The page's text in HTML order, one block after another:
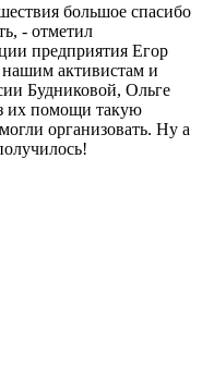
большое спасибо
- отметил
предприятия Егор
нашим активистам и
Будниковой, Ольге
их помощи такую
организовать. Ну а